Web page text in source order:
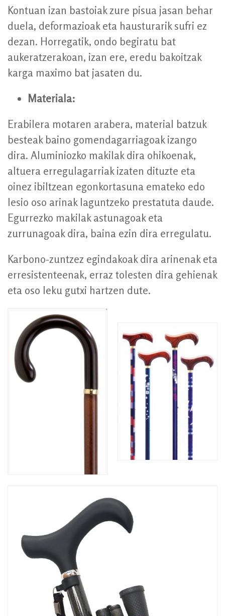
Kontuan izan bastoiak zure pisua jasan behar
duela, deformazioak eta hausturarik sufri ez
dezan. Horregatik, ondo begiratu bat
aukeratzerakoan, izan ere, eredu bakoitzak
karga maximo bat jasaten du.
Materiala:
Erabilera motaren arabera, material batzuk
besteak baino gomendagarriagoak izango
dira. Aluminiozko makilak dira ohikoenak,
altuera erregulagarriak izaten dituzte eta
oinez ibiltzean egonkortasuna emateko edo
lesio oso arinak laguntzeko prestatuta daude.
Egurrezko makilak astunagoak eta
zurrunagoak dira, baina ezin dira erregulatu.
Karbono-zuntzez egindakoak dira arinenak eta
erresistenteenak, erraz tolesten dira gehienak
eta oso leku gutxi hartzen dute.